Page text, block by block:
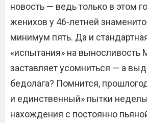
новость — ведь только в этом
женихов у 46-летней
минимум пять. Да и
«испытания» на выносливость
заставляет усомниться — а
бедолага? Помнится,
и единственный» пытки
нахождения с постоянно